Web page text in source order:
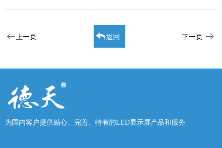
上一页 返回 下一页
为国内客户提供贴心、完善、特有的LED显示屏产品和服务